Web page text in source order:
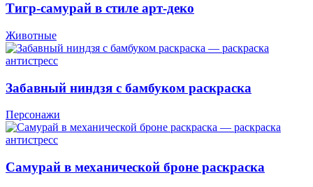
Тигр-самурай в стиле арт-деко
Животные
Забавный ниндзя с бамбуком раскраска
Персонажи
Самурай в механической броне раскраска